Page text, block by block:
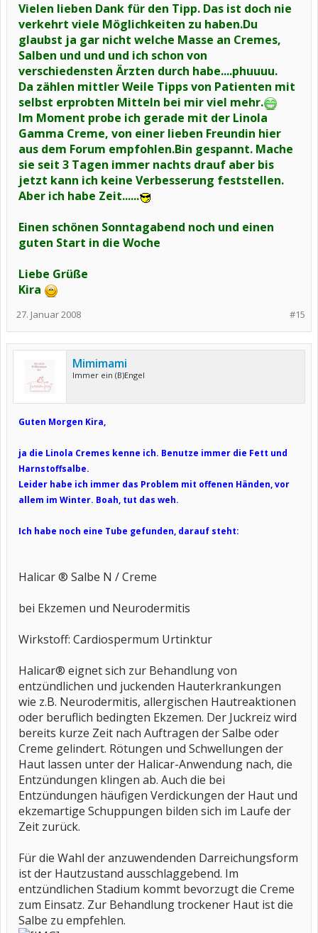
Vielen lieben Dank für den Tipp. Das ist doch nie
verkehrt viele Möglichkeiten zu haben.Du
glaubst ja gar nicht welche Masse an Cremes,
Salben und und und ich schon von
verschiedensten Ärzten durch habe....phuuuu.
Da zählen mittler Weile Tipps von Patienten mit
selbst erprobten Mitteln bei mir viel mehr.
Im Moment probe ich gerade mit der Linola
Gamma Creme, von einer lieben Freundin hier
aus dem Forum empfohlen.Bin gespannt. Mache
sie seit 3 Tagen immer nachts drauf aber bis
jetzt kann ich keine Verbesserung feststellen.
Aber ich habe Zeit......
Einen schönen Sonntagabend noch und einen
guten Start in die Woche
Liebe Grüße
Kira
#15
27. Januar 2008
Mimimami
Immer ein (B)Engel
Guten Morgen Kira,
ja die Linola Cremes kenne ich. Benutze immer die Fett und
Harnstoffsalbe.
Leider habe ich immer das Problem mit offenen Händen, vor
allem im Winter. Boah, tut das weh.
Ich habe noch eine Tube gefunden, darauf steht:
Halicar ® Salbe N / Creme
bei Ekzemen und Neurodermitis
Wirkstoff: Cardiospermum Urtinktur
Halicar® eignet sich zur Behandlung von
entzündlichen und juckenden Hauterkrankungen
wie z.B. Neurodermitis, allergischen Hautreaktionen
oder beruflich bedingten Ekzemen. Der Juckreiz wird
bereits kurze Zeit nach Auftragen der Salbe oder
Creme gelindert. Rötungen und Schwellungen der
Haut lassen unter der Halicar-Anwendung nach, die
Entzündungen klingen ab. Auch die bei
Entzündungen häufigen Verdickungen der Haut und
ekzemartige Schuppungen bilden sich im Laufe der
Zeit zurück.
Für die Wahl der anzuwendenden Darreichungsform
ist der Hautzustand ausschlaggebend. Im
entzündlichen Stadium kommt bevorzugt die Creme
zum Einsatz. Zur Behandlung trockener Haut ist die
Salbe zu empfehlen.